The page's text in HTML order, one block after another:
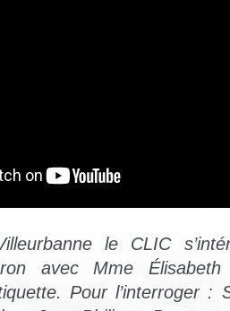
le CLIC
avec Mme Élisabeth
Pour l’interroger :